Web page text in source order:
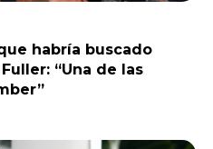
habría buscado
“Una de las